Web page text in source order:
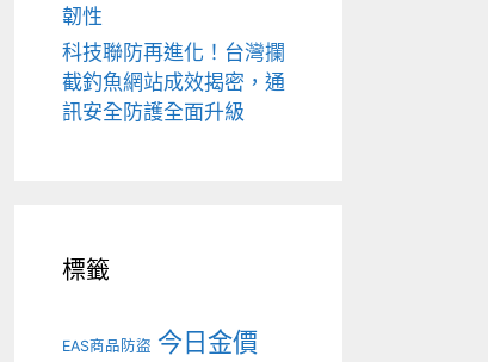
韌性
科技聯防再進化！台灣攔
截釣魚網站成效揭密，通
訊安全防護全面升級
標籤
EAS商品防盜 今日金價